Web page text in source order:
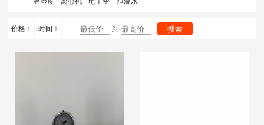
度计 浴锅
价格 ↑ 时间 ↑ 到